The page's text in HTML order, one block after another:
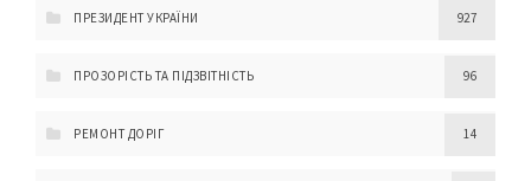
ПРЕЗИДЕНТ УКРАЇНИ 927
ПРОЗОРІСТЬ ТА ПІДЗВІТНІСТЬ 96
РЕМОНТ ДОРІГ 14